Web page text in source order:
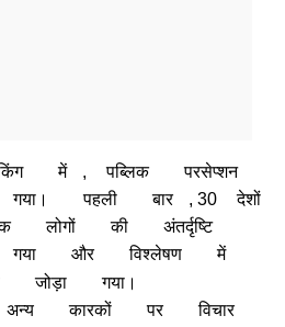
में , पब्लिक
परसेप्शन
गया। पहली बार , 30
देशों
लोगों की
अंतर्दृष्टि
गया और विश्लेषण
में
जोड़ा
गया।
अन्य कारकों पर
विचार